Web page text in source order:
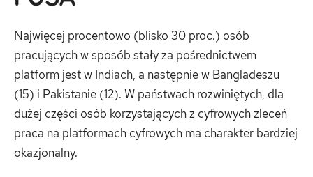
Najwięcej procentowo (blisko 30 proc.) osób
pracujących w sposób stały za pośrednictwem
platform jest w Indiach, a następnie w Bangladeszu
(15) i Pakistanie (12). W państwach rozwiniętych, dla
dużej części osób korzystających z cyfrowych zleceń
praca na platformach cyfrowych ma charakter bardziej
okazjonalny.